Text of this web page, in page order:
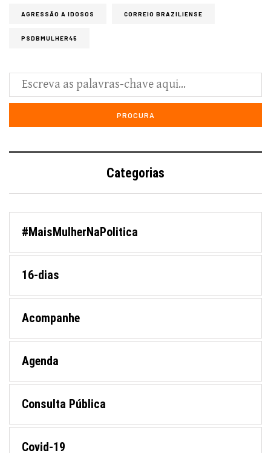
AGRESSÃO A IDOSOS CORREIO BRAZILIENSE
PSDBMULHER45
Categorias
#MaisMulherNaPolitica
16-dias
Acompanhe
Agenda
Consulta Pública
Covid-19